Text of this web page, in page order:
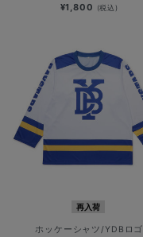
¥1,800 (税込)
再入荷
ホッケーシャツ/YDBロゴ